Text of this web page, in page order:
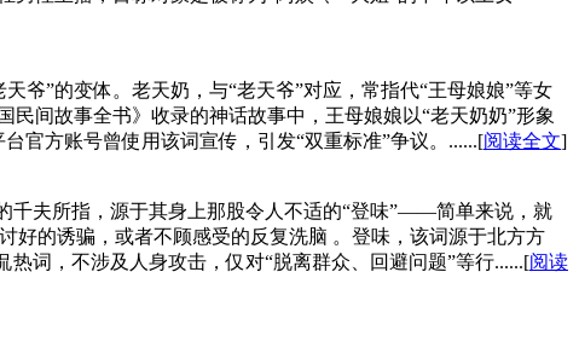
爷”的变体。老天奶，与“老天爷”对应，常指代“王母娘娘”等女
间故事全书》收录的神话故事中，王母娘娘以“老天奶奶”形象
官方账号曾使用该词宣传，引发“双重标准”争议。......[阅读全文]
千夫所指，源于其身上那股令人不适的“登味”——简单来说，就
好的诱骗，或者不顾感受的反复洗脑 。登味，该词源于北方方
词，不涉及人身攻击，仅对“脱离群众、回避问题”等行......[阅读